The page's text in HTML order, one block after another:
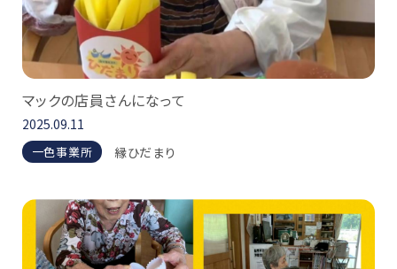
マックの店員さんになって
2025.09.11
一色事業所 縁ひだまり